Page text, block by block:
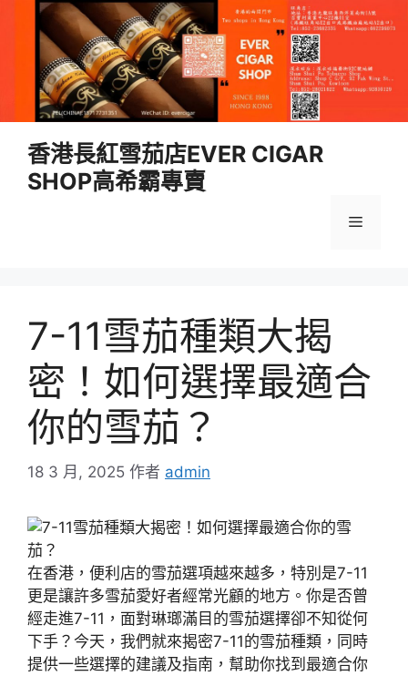
香港長紅雪茄店EVER CIGAR
SHOP高希霸專賣
選
7-11雪茄種類大揭
密！如何選擇最適合
你的雪茄？
18 3 月, 2025 作者 admin
在香港，便利店的雪茄選項越來越多，特別是7-11
更是讓許多雪茄愛好者經常光顧的地方。你是否曾
經走進7-11，面對琳瑯滿目的雪茄選擇卻不知從何
下手？今天，我們就來揭密7-11的雪茄種類，同時
提供一些選擇的建議及指南，幫助你找到最適合你